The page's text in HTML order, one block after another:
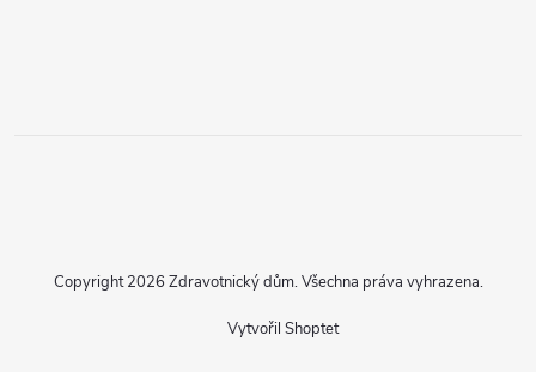
Vytvořil Shoptet
Copyright 2026 Zdravotnický dům. Všechna práva vyhrazena.